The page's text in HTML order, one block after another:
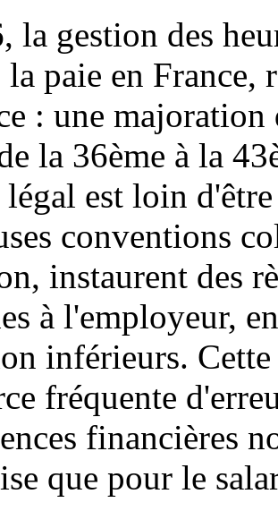
la gestion des
paie en France,
: une
la 36ème à la
légal est loin
conventions
instaurent des
à l'employeur,
inférieurs.
fréquente
financières
que pour le